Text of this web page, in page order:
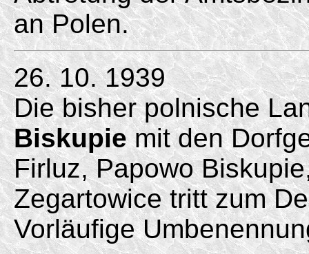
an Polen.
26. 10. 1939
Die bisher polnische
Biskupiemit den
Firluz, Papowo
Zegartowice tritt zum
Vorläufige